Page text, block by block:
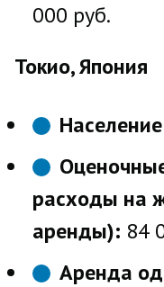
000 руб.
Токио, Япония
расходы на
аренды): 84
Аренда